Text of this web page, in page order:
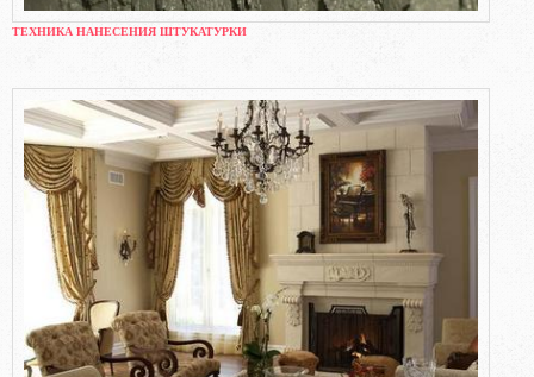
ТЕХНИКА НАНЕСЕНИЯ ШТУКАТУРКИ